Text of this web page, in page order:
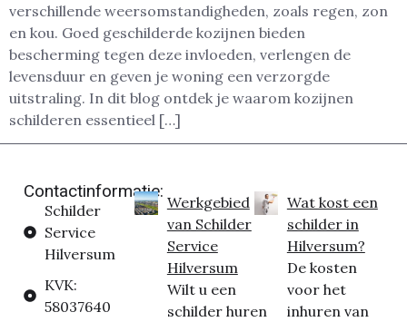
verschillende weersomstandigheden, zoals regen, zon
en kou. Goed geschilderde kozijnen bieden
bescherming tegen deze invloeden, verlengen de
levensduur en geven je woning een verzorgde
uitstraling. In dit blog ontdek je waarom kozijnen
schilderen essentieel […]
Contactinformatie:
Schilder
Service
Hilversum
KVK:
58037640
Werkgebied
van Schilder
Service
Hilversum
Wilt u een
schilder huren
Wat kost een
schilder in
Hilversum?
De kosten
voor het
inhuren van